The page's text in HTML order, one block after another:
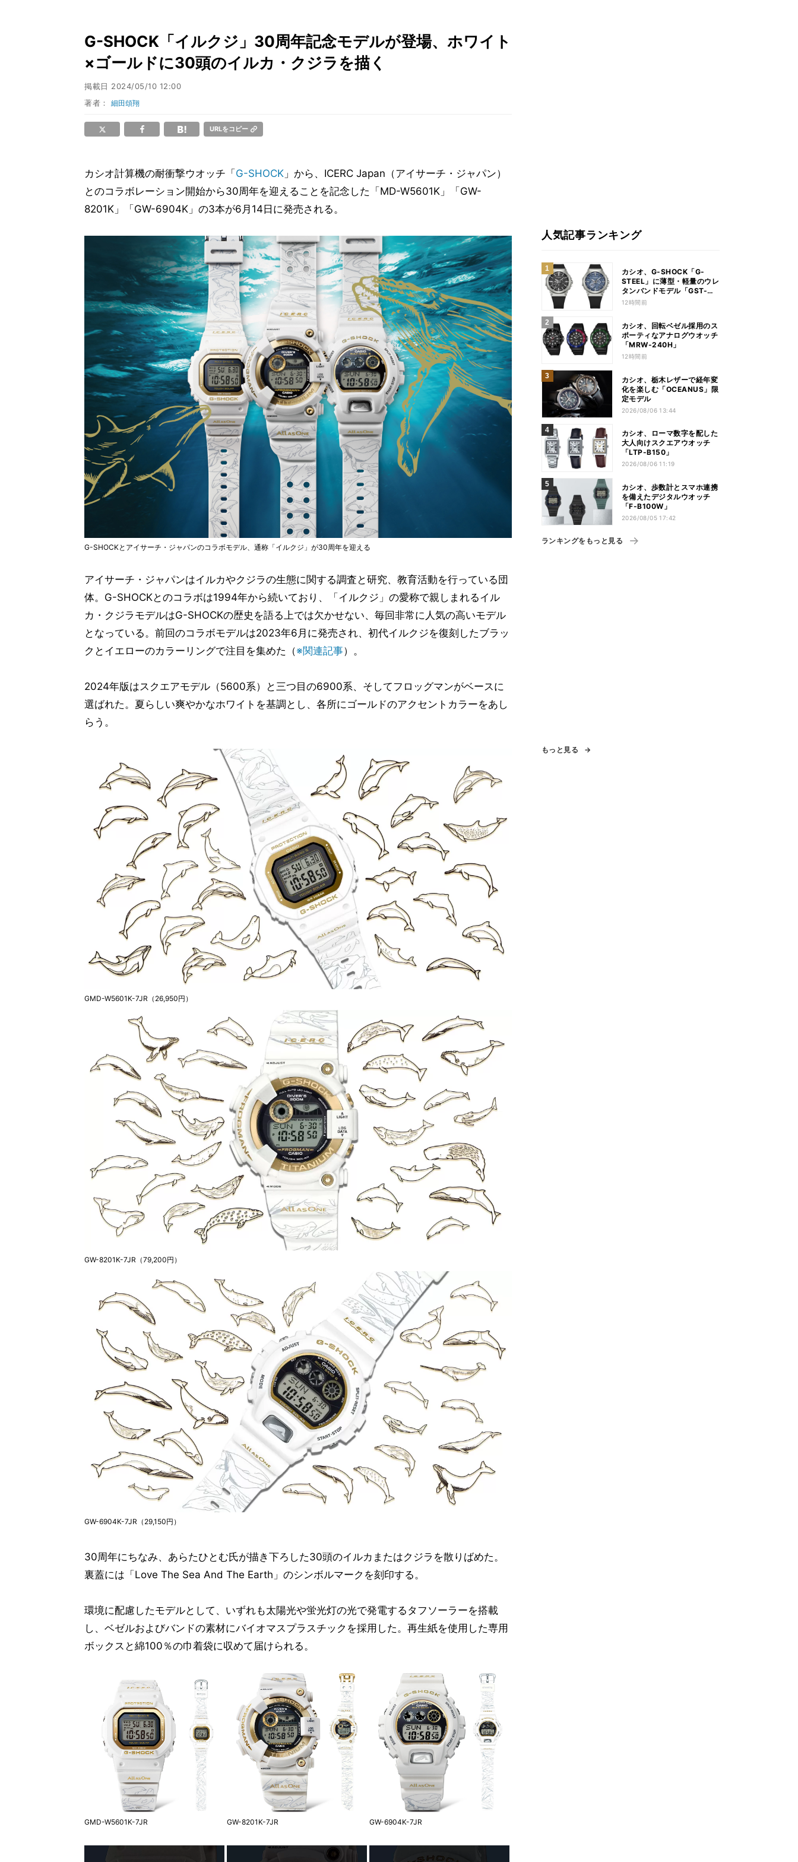
G-SHOCK「イルクジ」30周年記念モデルが登場、ホワイト
×ゴールドに30頭のイルカ・クジラを描く
掲載日 2024/05/10 12:00
著者：細田頌翔
URLをコピー
カシオ計算機の耐衝撃ウオッチ「 G-SHOCK 」から、ICERC Japan（アイサーチ・ジャパン）
とのコラボレーション開始から30周年を迎えることを記念した「MD-W5601K」「GW-
8201K」「GW-6904K」の3本が6月14日に発売される。
G-SHOCKとアイサーチ・ジャパンのコラボモデル、通称「イルクジ」が30周年を迎える
アイサーチ・ジャパンはイルカやクジラの生態に関する調査と研究、教育活動を行っている団
体。G-SHOCKとのコラボは1994年から続いており、「イルクジ」の愛称で親しまれるイル
カ・クジラモデルはG-SHOCKの歴史を語る上では欠かせない、毎回非常に人気の高いモデル
となっている。前回のコラボモデルは2023年6月に発売され、初代イルクジを復刻したブラッ
クとイエローのカラーリングで注目を集めた（※関連記事）。
2024年版はスクエアモデル（5600系）と三つ目の6900系、そしてフロッグマンがベースに
選ばれた。夏らしい爽やかなホワイトを基調とし、各所にゴールドのアクセントカラーをあし
らう。
GMD-W5601K-7JR（26,950円）
GW-8201K-7JR（79,200円）
GW-6904K-7JR（29,150円）
30周年にちなみ、あらたひとむ氏が描き下ろした30頭のイルカまたはクジラを散りばめた。
裏蓋には「Love The Sea And The Earth」のシンボルマークを刻印する。
環境に配慮したモデルとして、いずれも太陽光や蛍光灯の光で発電するタフソーラーを搭載
し、ベゼルおよびバンドの素材にバイオマスプラスチックを採用した。再生紙を使用した専用
ボックスと綿100％の巾着袋に収めて届けられる。
GMD-W5601K-7JR GW-8201K-7JR GW-6904K-7JR
人気記事ランキング
カシオ、G-SHOCK「G-
STEEL」に薄型・軽量のウレ
タンバンドモデル「GST-
B1000」
12時間前
カシオ、回転ベゼル採用のス
ポーティなアナログウオッチ
「MRW-240H」
12時間前
カシオ、栃木レザーで経年変
化を楽しむ「OCEANUS」限
定モデル
2026/08/06 13:44
カシオ、ローマ数字を配した
大人向けスクエアウオッチ
「LTP-B150」
2026/08/06 11:19
カシオ、歩数計とスマホ連携
を備えたデジタルウオッチ
「F-B100W」
2026/08/05 17:42
ランキングをもっと見る
もっと見る